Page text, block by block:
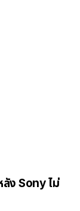
ง Sony ไม่